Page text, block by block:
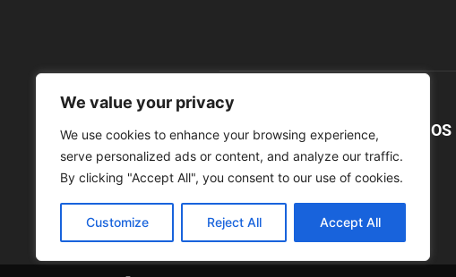
We value your privacy
We use cookies to enhance your browsing experience,
serve personalized ads or content, and analyze our traffic.
By clicking "Accept All", you consent to our use of cookies.
Customize Reject All Accept All
À PROPOS